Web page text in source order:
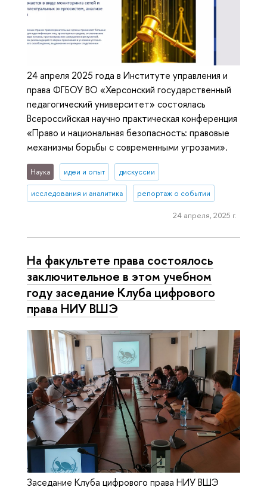
24 апреля 2025 года в Институте управления и
права ФГБОУ ВО «Херсонский государственный
педагогический университет» состоялась
Всероссийская научно практическая конференция
«Право и национальная безопасность: правовые
механизмы борьбы с современными угрозами».
Наука идеи и опыт дискуссии
исследования и аналитика репортаж о событии
24 апреля, 2025 г.
На факультете права состоялось
заключительное в этом учебном
году заседание Клуба цифрового
права НИУ ВШЭ
Заседание Клуба цифрового права НИУ ВШЭ